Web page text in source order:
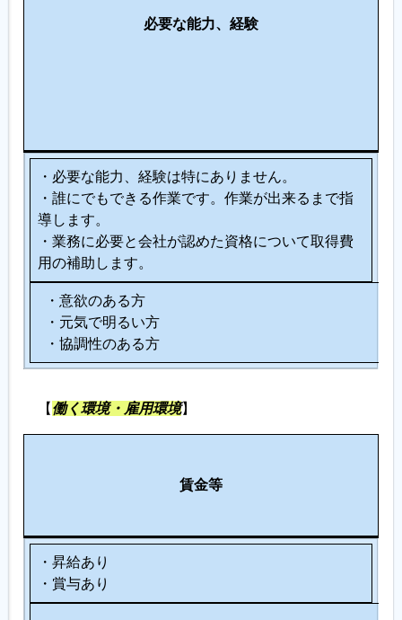
必要な能力、経験
・必要な能力、経験は特にありません。
・誰にでもできる作業です。作業が出来るまで指
導します。
・業務に必要と会社が認めた資格について取得費
用の補助します。
・意欲のある方
・元気で明るい方
・協調性のある方
【 働く環境・雇用環境】
賃金等
・昇給あり
・賞与あり